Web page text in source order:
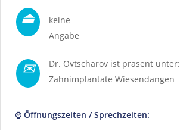
⏏
keine
Angabe
✉
Dr. Ovtscharov ist präsent unter:
Zahnimplantate Wiesendangen
⌚ Öffnungszeiten / Sprechzeiten: